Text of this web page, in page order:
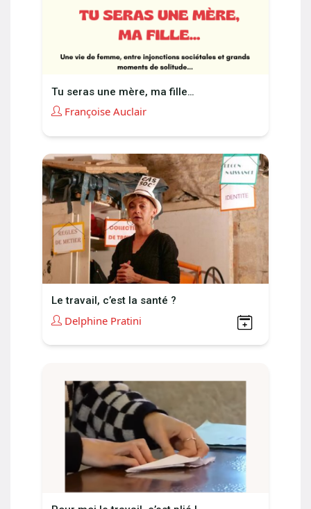
Tu seras une mère, ma fille…
Françoise Auclair
Le travail, c’est la santé ?
Delphine Pratini